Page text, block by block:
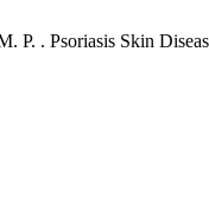
P. . Psoriasis Skin